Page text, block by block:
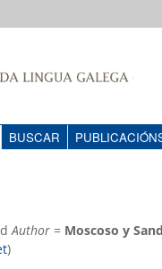
BUSCAR
Author = Moscoso y
)